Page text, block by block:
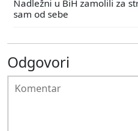
Nadležni u BiH zamolili za
sam od sebe
Odgovori